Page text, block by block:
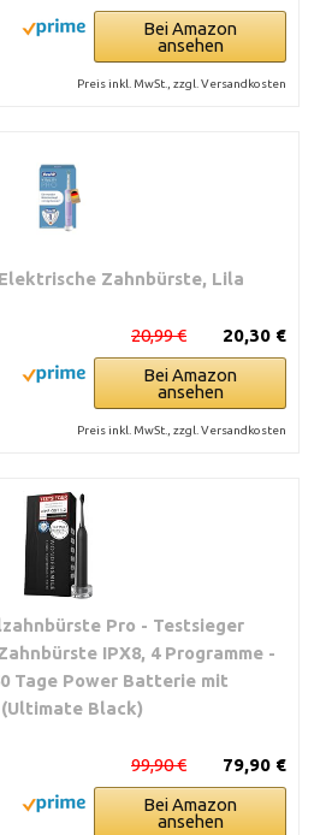
Bei Amazon
ansehen
Preis inkl. MwSt., zzgl. Versandkosten
Zahnbürste, Lila
20,30 €
20,99 €
Bei Amazon
ansehen
Preis inkl. MwSt., zzgl. Versandkosten
Pro - Testsieger
IPX8, 4 Programme -
Tage Power Batterie mit
Black)
79,90 €
99,90 €
Bei Amazon
ansehen